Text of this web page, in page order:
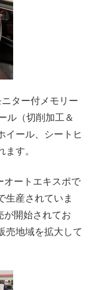
ター付メモリー
ル（切削加工＆
イール、シートヒ
す。
オートエキスポで
生産されていま
が開始されてお
売地域を拡大して